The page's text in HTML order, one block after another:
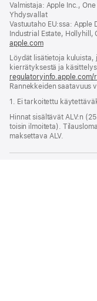
Valmistaja: Apple Inc.,
Yhdysvallat
Vastuutaho EU:ssa: Apple
Industrial Estate, Hollyhill,
apple.com(avautuu
uuteen
ikkunaan)
Löydät lisätietoja
kierrätyksestä ja
regulatoryinfo.apple.com/
Rannekkeiden saatavuus
1. Ei tarkoitettu
Hinnat sisältävät ALV:n
toisin ilmoiteta).
maksettava ALV.